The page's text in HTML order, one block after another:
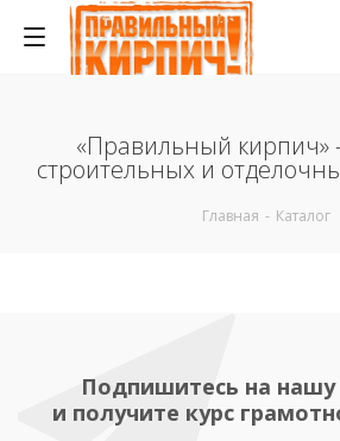
«Правильный кирпич»
строительных и
Главная - Каталог
Подпишитесь на нашу
и получите курс